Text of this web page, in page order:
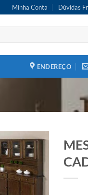
Minha Conta Dúvidas
ENDEREÇO
Adicionar
aos meus